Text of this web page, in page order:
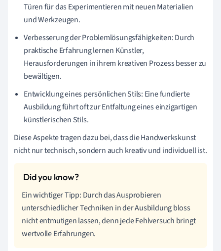
Türen für das Experimentieren mit neuen Materialien
und Werkzeugen.
Verbesserung der Problemlösungsfähigkeiten: Durch
praktische Erfahrung lernen Künstler,
Herausforderungen in ihrem kreativen Prozess besser zu
bewältigen.
Entwicklung eines persönlichen Stils: Eine fundierte
Ausbildung führt oft zur Entfaltung eines einzigartigen
künstlerischen Stils.
Diese Aspekte tragen dazu bei, dass die Handwerkskunst
nicht nur technisch, sondern auch kreativ und individuell ist.
Ein wichtiger Tipp: Durch das Ausprobieren
unterschiedlicher Techniken in der Ausbildung bloss
nicht entmutigen lassen, denn jede Fehlversuch bringt
wertvolle Erfahrungen.